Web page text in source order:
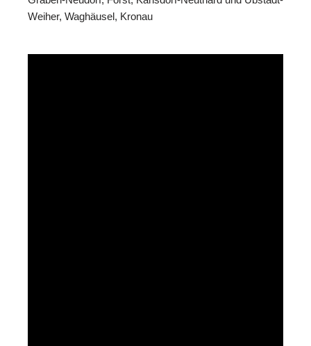
Weiher, Waghäusel, Kronau